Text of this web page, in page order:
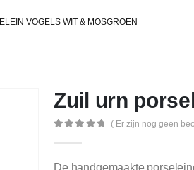
VOGELS WIT & MOSGROEN
Zuil urn
( Er zijn nog geen
De handgemaakte